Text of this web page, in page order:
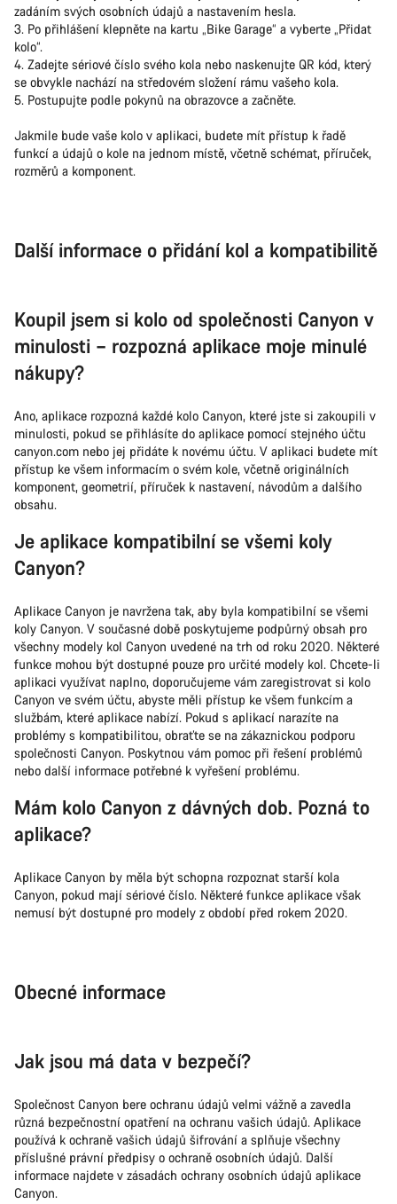
zadáním svých osobních údajů a nastavením hesla.
3. Po přihlášení klepněte na kartu „Bike Garage“ a vyberte „Přidat
kolo“.
4. Zadejte sériové číslo svého kola nebo naskenujte QR kód, který
se obvykle nachází na středovém složení rámu vašeho kola.
5. Postupujte podle pokynů na obrazovce a začněte.
Jakmile bude vaše kolo v aplikaci, budete mít přístup k řadě
funkcí a údajů o kole na jednom místě, včetně schémat, příruček,
rozměrů a komponent.
Další informace o přidání kol a kompatibilitě
Koupil jsem si kolo od společnosti Canyon v
minulosti – rozpozná aplikace moje minulé
nákupy?
Ano, aplikace rozpozná každé kolo Canyon, které jste si zakoupili v
minulosti, pokud se přihlásíte do aplikace pomocí stejného účtu
canyon.com nebo jej přidáte k novému účtu. V aplikaci budete mít
přístup ke všem informacím o svém kole, včetně originálních
komponent, geometrií, příruček k nastavení, návodům a dalšího
obsahu.
Je aplikace kompatibilní se všemi koly
Canyon?
Aplikace Canyon je navržena tak, aby byla kompatibilní se všemi
koly Canyon. V současné době poskytujeme podpůrný obsah pro
všechny modely kol Canyon uvedené na trh od roku 2020. Některé
funkce mohou být dostupné pouze pro určité modely kol. Chcete-li
aplikaci využívat naplno, doporučujeme vám zaregistrovat si kolo
Canyon ve svém účtu, abyste měli přístup ke všem funkcím a
službám, které aplikace nabízí. Pokud s aplikací narazíte na
problémy s kompatibilitou, obraťte se na zákaznickou podporu
společnosti Canyon. Poskytnou vám pomoc při řešení problémů
nebo další informace potřebné k vyřešení problému.
Mám kolo Canyon z dávných dob. Pozná to
aplikace?
Aplikace Canyon by měla být schopna rozpoznat starší kola
Canyon, pokud mají sériové číslo. Některé funkce aplikace však
nemusí být dostupné pro modely z období před rokem 2020.
Obecné informace
Jak jsou má data v bezpečí?
Společnost Canyon bere ochranu údajů velmi vážně a zavedla
různá bezpečnostní opatření na ochranu vašich údajů. Aplikace
používá k ochraně vašich údajů šifrování a splňuje všechny
příslušné právní předpisy o ochraně osobních údajů. Další
informace najdete v zásadách ochrany osobních údajů aplikace
Canyon.